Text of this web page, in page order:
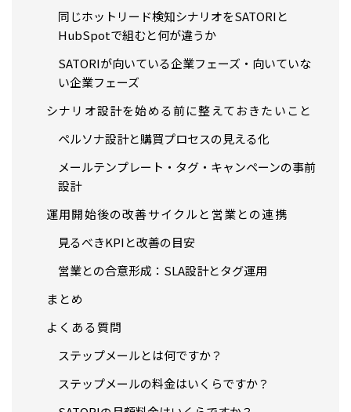
同じホットリード検知シナリオをSATORIと
HubSpotで組むと何が違うか
SATORIが向いている企業フェーズ・向いていな
い企業フェーズ
シナリオ設計を始める前に整えておきたいこと
ペルソナ設計と購買プロセスの見える化
メールテンプレート・タグ・キャンペーンの事前
設計
運用開始後の改善サイクルと営業との連携
見るべきKPIと改善の目安
営業との合意形成：SLA設計とタグ運用
まとめ
よくある質問
ステップメールとは何ですか？
ステップメールの料金はいくらですか？